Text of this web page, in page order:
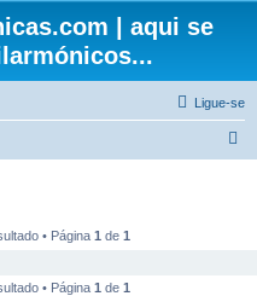
| aqui se
Ligue-se
• Página 1 de 1
• Página 1 de 1